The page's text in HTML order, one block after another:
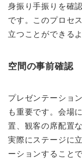
身振り手振りを確
です。このプロセ
立つことができる
空間の事前確認
プレゼンテーショ
も重要です。会場
置、観客の席配置
実際にステージに
ーションすること